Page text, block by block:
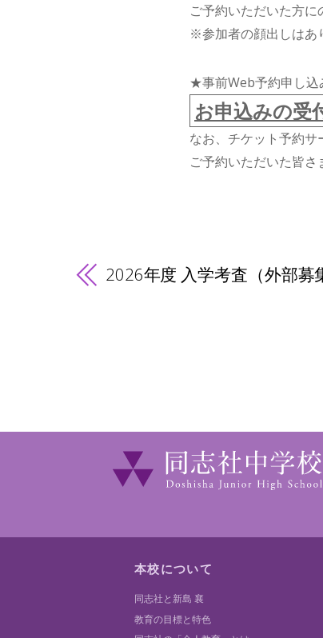
ご予約いただいた方に
※参加者の顔出しはあ
★事前Web予約申し
お申込みの受
なお、チケット予約サ
ご予約いただいた皆さ
2026年度 入学考査（外部
本校について
同志社と新島 襄
教育の目標と特色